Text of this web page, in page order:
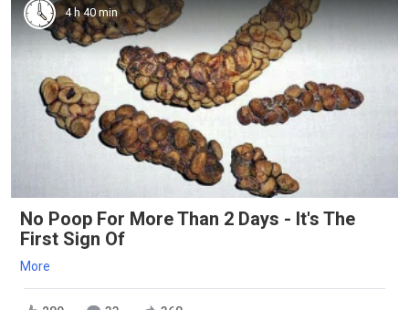
4 h 40 min
No Poop For More Than 2 Days - It's The
First Sign Of
More